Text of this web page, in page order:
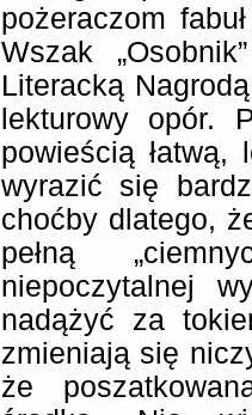
pożeraczom
Wszak
Literacką
lekturowy opór.
powieścią
wyrazić się
choćby dlatego,
pełną
niepoczytalnej
nadążyć za
zmieniają się
że